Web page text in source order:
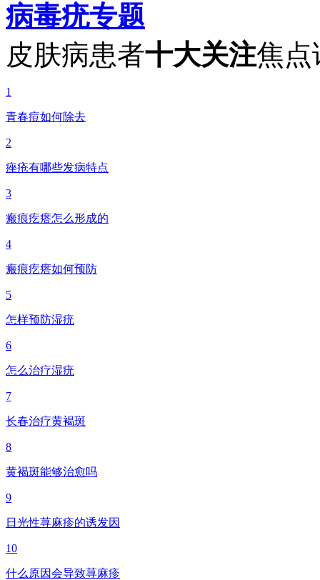
病毒疣专题
皮肤病患者十大关注焦点
1
青春痘如何除去
2
痤疮有哪些发病特点
3
瘢痕疙瘩怎么形成的
4
瘢痕疙瘩如何预防
5
怎样预防湿疣
6
怎么治疗湿疣
7
长春治疗黄褐斑
8
黄褐斑能够治愈吗
9
日光性荨麻疹的诱发因
10
什么原因会导致荨麻疹